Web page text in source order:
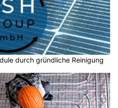
durch gründliche Reinigung